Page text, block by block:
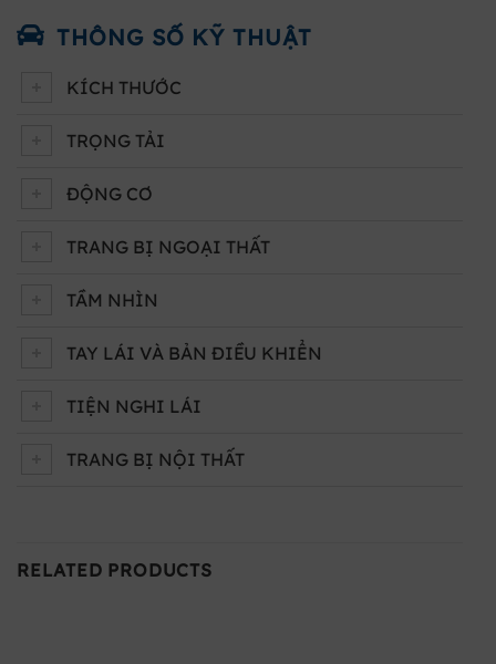
THÔNG SỐ KỸ THUẬT
KÍCH THƯỚC
TRỌNG TẢI
ĐỘNG CƠ
TRANG BỊ NGOẠI THẤT
TẦM NHÌN
TAY LÁI VÀ BẢN ĐIỀU KHIỂN
TIỆN NGHI LÁI
TRANG BỊ NỘI THẤT
RELATED PRODUCTS